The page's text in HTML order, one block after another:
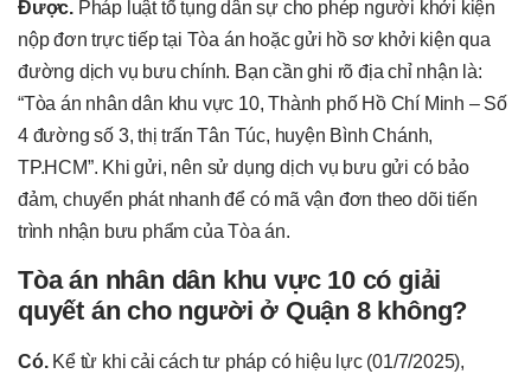
Được. Pháp luật tố tụng dân sự cho phép người khởi kiện
nộp đơn trực tiếp tại Tòa án hoặc gửi hồ sơ khởi kiện qua
đường dịch vụ bưu chính. Bạn cần ghi rõ địa chỉ nhận là:
“Tòa án nhân dân khu vực 10, Thành phố Hồ Chí Minh – Số
4 đường số 3, thị trấn Tân Túc, huyện Bình Chánh,
TP.HCM”. Khi gửi, nên sử dụng dịch vụ bưu gửi có bảo
đảm, chuyển phát nhanh để có mã vận đơn theo dõi tiến
trình nhận bưu phẩm của Tòa án.
Tòa án nhân dân khu vực 10 có giải
quyết án cho người ở Quận 8 không?
Có.Kể từ khi cải cách tư pháp có hiệu lực (01/7/2025),